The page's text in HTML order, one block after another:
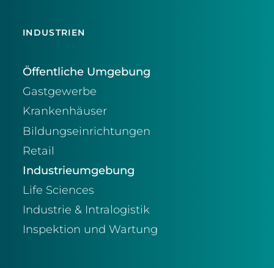
INDUSTRIEN
Öffentliche Umgebung
Gastgewerbe
Krankenhäuser
Bildungseinrichtungen
Retail
Industrieumgebung
Life Sciences
Industrie & Intralogistik
Inspektion und Wartung